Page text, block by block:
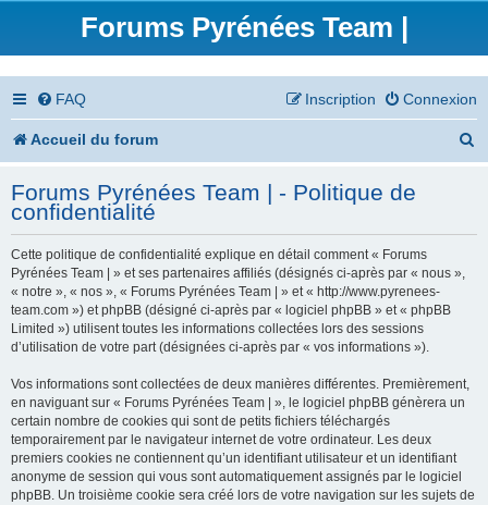
Forums Pyrénées Team |
FAQ Connexion
Inscription
Accueil du forum
h
Forums Pyrénées Team | - Politique de
confidentialité
Cette politique de confidentialité explique en détail comment « Forums
Pyrénées Team | » et ses partenaires affiliés (désignés ci-après par « nous »,
« notre », « nos », « Forums Pyrénées Team | » et « http://www.pyrenees-
team.com ») et phpBB (désigné ci-après par « logiciel phpBB » et « phpBB
Limited ») utilisent toutes les informations collectées lors des sessions
d’utilisation de votre part (désignées ci-après par « vos informations »).
Vos informations sont collectées de deux manières différentes. Premièrement,
en naviguant sur « Forums Pyrénées Team | », le logiciel phpBB génèrera un
certain nombre de cookies qui sont de petits fichiers téléchargés
temporairement par le navigateur internet de votre ordinateur. Les deux
premiers cookies ne contiennent qu’un identifiant utilisateur et un identifiant
anonyme de session qui vous sont automatiquement assignés par le logiciel
phpBB. Un troisième cookie sera créé lors de votre navigation sur les sujets de